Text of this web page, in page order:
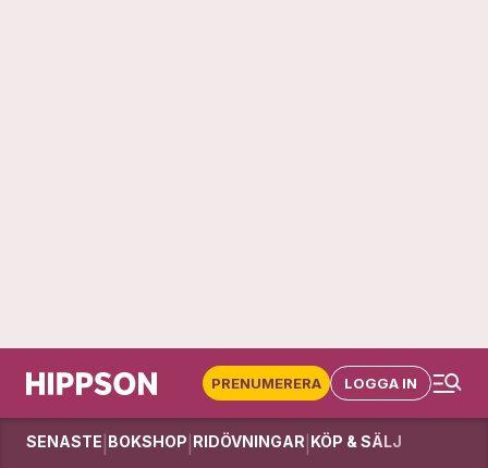
PRENUMERERA LOGGA IN
SENASTE BOKSHOP RIDÖVNINGAR KÖP & SÄLJ